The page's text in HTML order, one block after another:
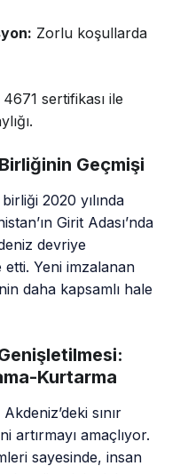
Zorlu koşullarda
sertifikası ile
Geçmişi
2020 yılında
Girit Adası’nda
devriye
Yeni imzalanan
daha kapsamlı hale
Kurtarma
sınır
artırmayı amaçlıyor.
sayesinde, insan